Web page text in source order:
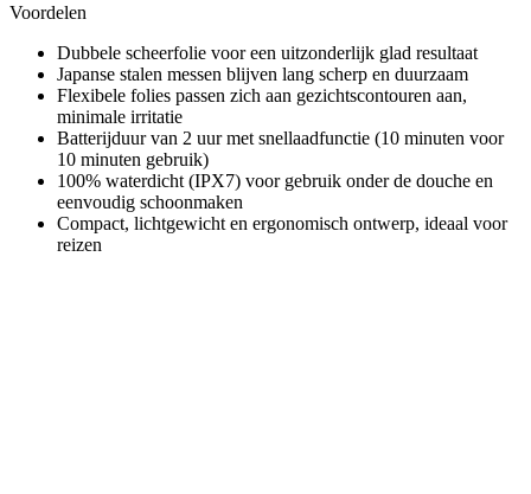
Voordelen
Dubbele scheerfolie voor een uitzonderlijk glad resultaat
Japanse stalen messen blijven lang scherp en duurzaam
Flexibele folies passen zich aan gezichtscontouren aan,
minimale irritatie
Batterijduur van 2 uur met snellaadfunctie (10 minuten voor
10 minuten gebruik)
100% waterdicht (IPX7) voor gebruik onder de douche en
eenvoudig schoonmaken
Compact, lichtgewicht en ergonomisch ontwerp, ideaal voor
reizen